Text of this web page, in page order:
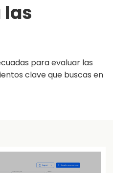
las
para evaluar las
clave que buscas en